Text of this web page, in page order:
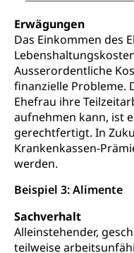
Erwägungen
Das Einkommen des
Ausserordentliche
finanzielle Probleme.
Ehefrau ihre
aufnehmen kann, ist
gerechtfertigt. In
Krankenkassen-
werden.
Beispiel 3: Alimente
Sachverhalt
Alleinstehender,
teilweise